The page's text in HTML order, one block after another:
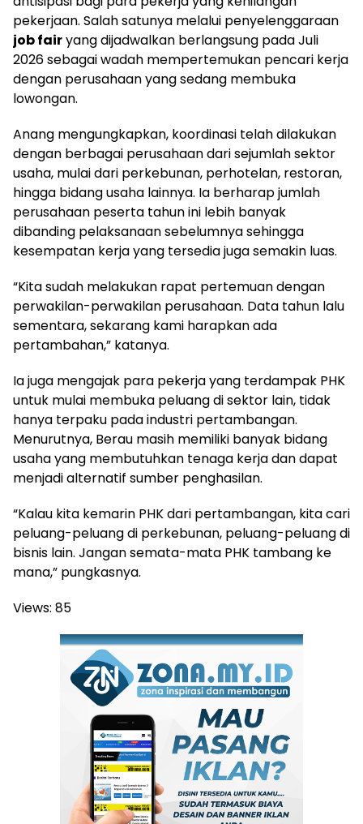
pekerjaan. Salah satunya melalui penyelenggaraan
job fairyang dijadwalkan berlangsung pada Juli
2026 sebagai wadah mempertemukan pencari kerja
dengan perusahaan yang sedang membuka
lowongan.
Anang mengungkapkan, koordinasi telah dilakukan
dengan berbagai perusahaan dari sejumlah sektor
usaha, mulai dari perkebunan, perhotelan, restoran,
hingga bidang usaha lainnya. Ia berharap jumlah
perusahaan peserta tahun ini lebih banyak
dibanding pelaksanaan sebelumnya sehingga
kesempatan kerja yang tersedia juga semakin luas.
“Kita sudah melakukan rapat pertemuan dengan
perwakilan-perwakilan perusahaan. Data tahun lalu
sementara, sekarang kami harapkan ada
pertambahan,” katanya.
Ia juga mengajak para pekerja yang terdampak PHK
untuk mulai membuka peluang di sektor lain, tidak
hanya terpaku pada industri pertambangan.
Menurutnya, Berau masih memiliki banyak bidang
usaha yang membutuhkan tenaga kerja dan dapat
menjadi alternatif sumber penghasilan.
“Kalau kita kemarin PHK dari pertambangan, kita cari
peluang-peluang di perkebunan, peluang-peluang di
bisnis lain. Jangan semata-mata PHK tambang ke
mana,” pungkasnya.
Views: 85